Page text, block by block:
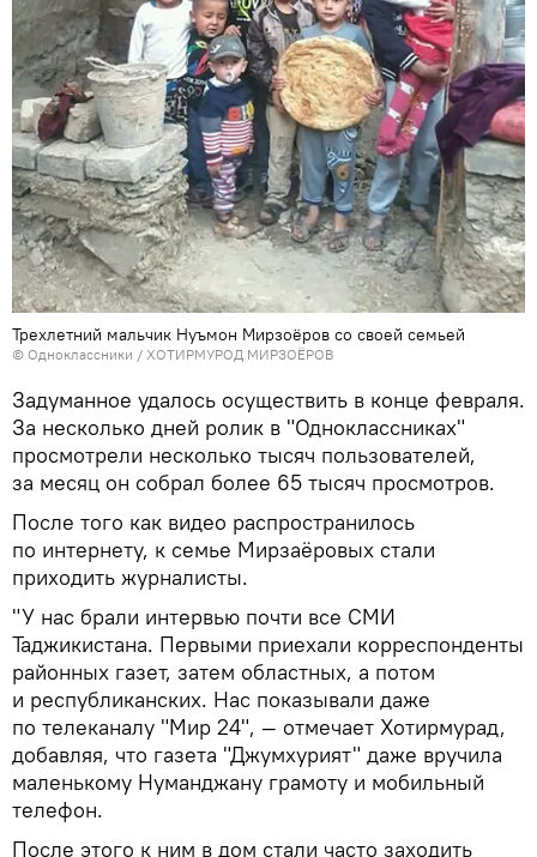
Трехлетний мальчик Нуъмон Мирзоёров со своей семьей
© Одноклассники / ХОТИРМУРОД МИРЗОЁРОВ
Задуманное удалось осуществить в конце февраля.
За несколько дней ролик в "Одноклассниках"
просмотрели несколько тысяч пользователей,
за месяц он собрал более 65 тысяч просмотров.
После того как видео распространилось
по интернету, к семье Мирзаёровых стали
приходить журналисты.
"У нас брали интервью почти все СМИ
Таджикистана. Первыми приехали корреспонденты
районных газет, затем областных, а потом
и республиканских. Нас показывали даже
по телеканалу "Мир 24", — отмечает Хотирмурад,
добавляя, что газета "Джумхурият" даже вручила
маленькому Нуманджану грамоту и мобильный
телефон.
После этого к ним в дом стали часто заходить